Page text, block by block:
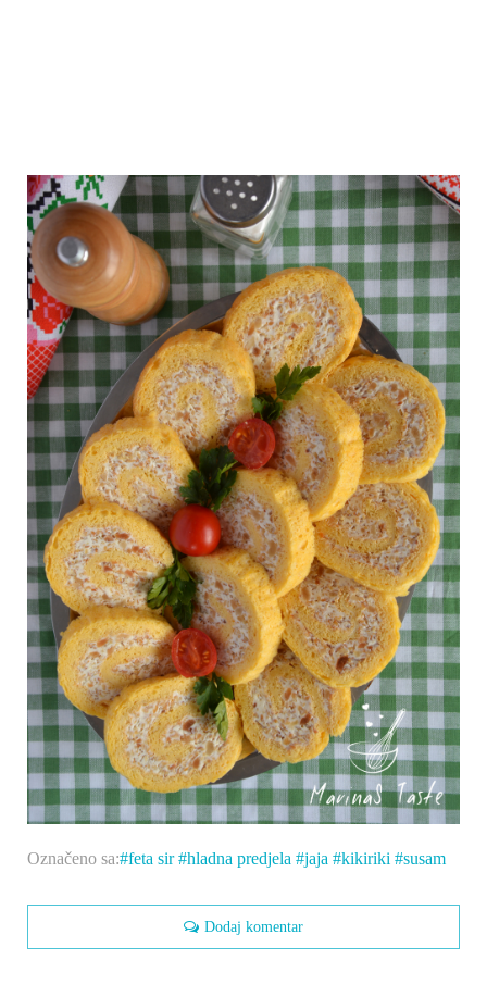
Označeno sa: feta sir hladna predjela jaja kikiriki susam
Dodaj komentar